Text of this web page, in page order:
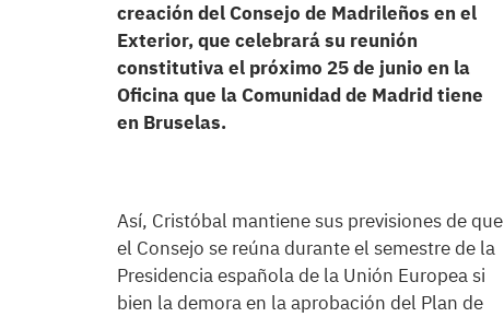
creación del Consejo de Madrileños en el
Exterior, que celebrará su reunión
constitutiva el próximo 25 de junio en la
Oficina que la Comunidad de Madrid tiene
en Bruselas.
Así, Cristóbal mantiene sus previsiones de que
el Consejo se reúna durante el semestre de la
Presidencia española de la Unión Europea si
bien la demora en la aprobación del Plan de